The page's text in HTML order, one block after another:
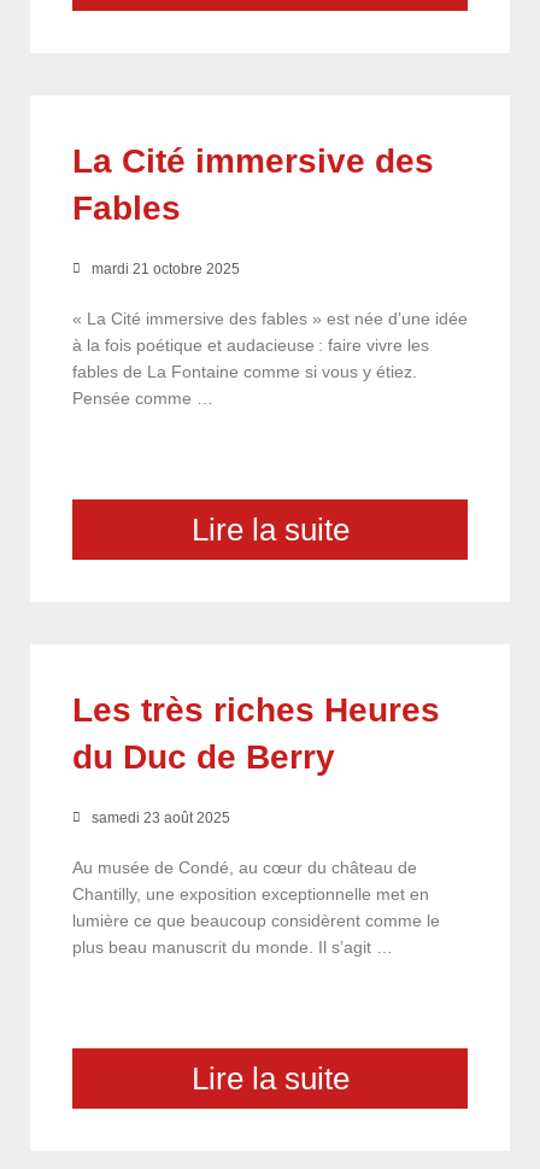
La Cité immersive des
Fables
mardi 21 octobre 2025
« La Cité immersive des fables » est née d’une idée
à la fois poétique et audacieuse : faire vivre les
fables de La Fontaine comme si vous y étiez.
Pensée comme …
Lire la suite
Les très riches Heures
du Duc de Berry
samedi 23 août 2025
Au musée de Condé, au cœur du château de
Chantilly, une exposition exceptionnelle met en
lumière ce que beaucoup considèrent comme le
plus beau manuscrit du monde. Il s’agit …
Lire la suite